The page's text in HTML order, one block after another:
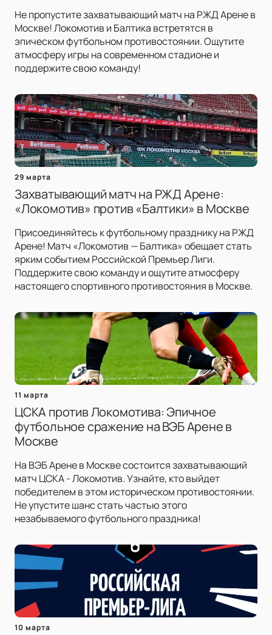
Не пропустите захватывающий матч на РЖД Арене в
Москве! Локомотив и Балтика встретятся в
эпическом футбольном противостоянии. Ощутите
атмосферу игры на современном стадионе и
поддержите свою команду!
29 марта
Захватывающий матч на РЖД Арене:
«Локомотив» против «Балтики» в Москве
Присоединяйтесь к футбольному празднику на РЖД
Арене! Матч «Локомотив — Балтика» обещает стать
ярким событием Российской Премьер Лиги.
Поддержите свою команду и ощутите атмосферу
настоящего спортивного противостояния в Москве.
11 марта
ЦСКА против Локомотива: Эпичное
футбольное сражение на ВЭБ Арене в
Москве
На ВЭБ Арене в Москве состоится захватывающий
матч ЦСКА - Локомотив. Узнайте, кто выйдет
победителем в этом историческом противостоянии.
Не упустите шанс стать частью этого
незабываемого футбольного праздника!
10 марта